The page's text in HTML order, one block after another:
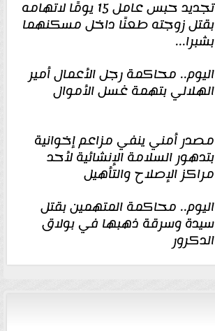
تجديد حبس عامل 15 يومًا لاتهامه
بقتل زوجته طعنًا داخل مسكنهما
بشبرا...
اليوم.. محاكمة رجل الأعمال أمير
الهلالي بتهمة غسل الأموال
مصدر أمني ينفي مزاعم إخوانية
بتدهور السلامة الإنشائية لأحد
مراكز الإصلاح والتأهيل
اليوم.. محاكمة المتهمين بقتل
سيدة وسرقة ذهبها في بولاق
الدكرور